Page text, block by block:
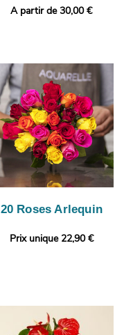
A partir de 30,00 €
20 Roses Arlequin
Prix unique 22,90 €